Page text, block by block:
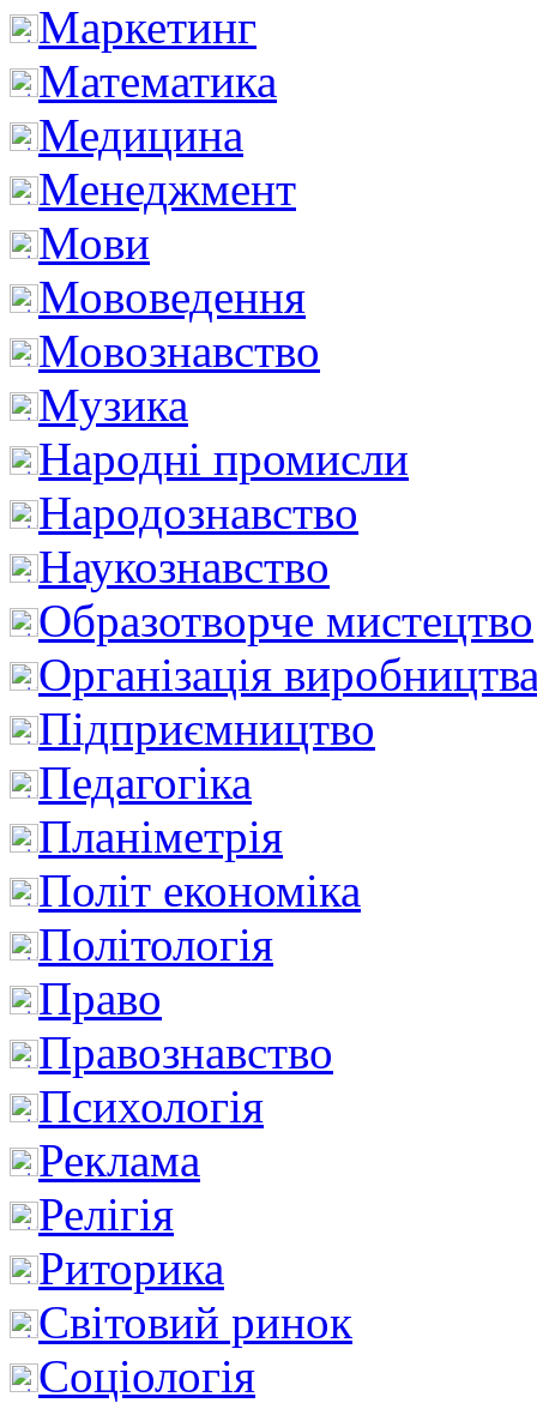
Маркетинг
Математика
Медицина
Менеджмент
Мови
Мововедення
Мовознавство
Музика
Народні промисли
Народознавство
Наукознавство
Образотворче мистецтво
Організація
Підприємництво
Педагогіка
Планіметрія
Політ економіка
Політологія
Право
Правознавство
Психологія
Реклама
Релігія
Риторика
Світовий ринок
Соціологія